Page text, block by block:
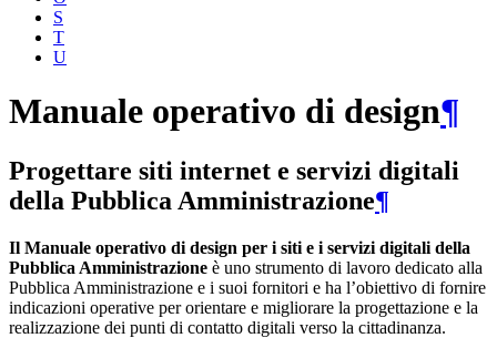
S
T
U
Manuale operativo di design¶
Progettare siti internet e servizi digitali
della Pubblica Amministrazione¶
Il Manuale operativo di design per i siti e i servizi digitali della
Pubblica Amministrazione è uno strumento di lavoro dedicato alla
Pubblica Amministrazione e i suoi fornitori e ha l’obiettivo di fornire
indicazioni operative per orientare e migliorare la progettazione e la
realizzazione dei punti di contatto digitali verso la cittadinanza.